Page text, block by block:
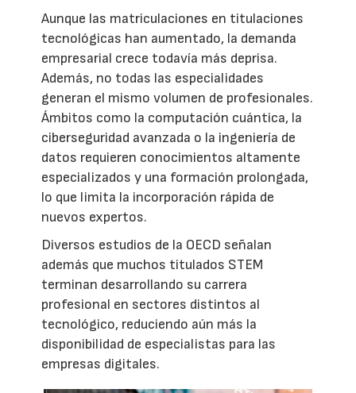
Aunque las matriculaciones en titulaciones
tecnológicas han aumentado, la demanda
empresarial crece todavía más deprisa.
Además, no todas las especialidades
generan el mismo volumen de profesionales.
Ámbitos como la computación cuántica, la
ciberseguridad avanzada o la ingeniería de
datos requieren conocimientos altamente
especializados y una formación prolongada,
lo que limita la incorporación rápida de
nuevos expertos.
Diversos estudios de la OECD señalan
además que muchos titulados STEM
terminan desarrollando su carrera
profesional en sectores distintos al
tecnológico, reduciendo aún más la
disponibilidad de especialistas para las
empresas digitales.